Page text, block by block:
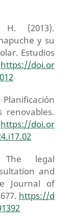
(2013).
y su
Estudios
https://doi.or
renovables.
https://doi.or
The legal
and
Journal of
https://d